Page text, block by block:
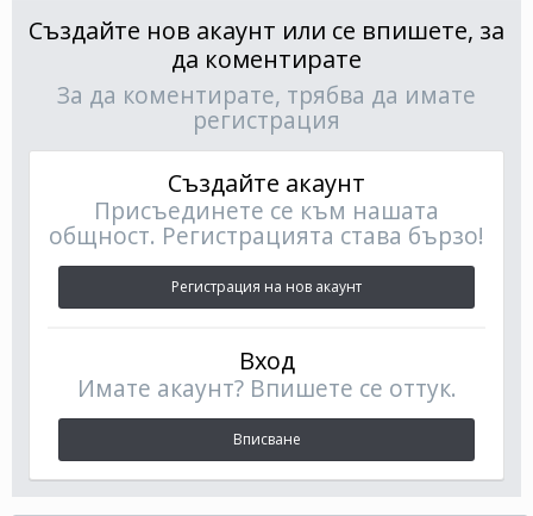
Създайте нов акаунт или се впишете, за
да коментирате
За да коментирате, трябва да имате
регистрация
Създайте акаунт
Присъединете се към нашата
общност. Регистрацията става бързо!
Регистрация на нов акаунт
Вход
Имате акаунт? Впишете се оттук.
Вписване